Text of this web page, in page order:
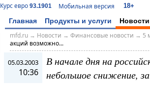
Курс евро 93.1901 Мобильная версия 18+
Главная Продукты и услуги Новости
mfd.ru→ Новости → Финансовые новости → 5
акций возможно...
05.03.2003
10:36
В начале дня на
небольшое снижение,